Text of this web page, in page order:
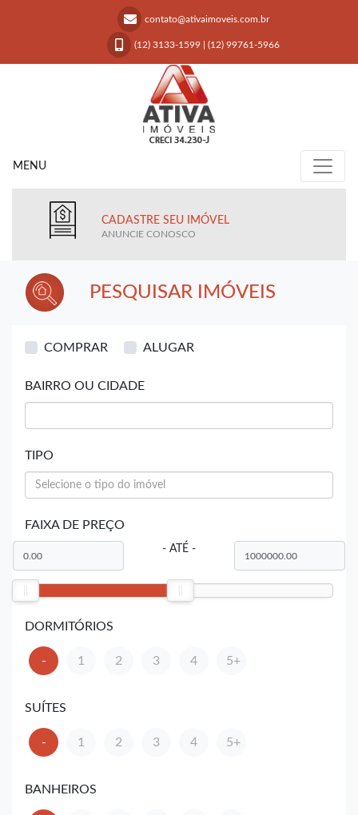
contato@ativaimoveis.com.br
(12) 3133-1599 (12) 99761-5966
MENU
CADASTRE SEU IMÓVEL
ANUNCIE CONOSCO
PESQUISAR IMÓVEIS
COMPRAR ALUGAR
BAIRRO OU CIDADE
TIPO
FAIXA DE PREÇO
- ATÉ -
DORMITÓRIOS
- 1 2 3 4 5+
SUÍTES
- 1 2 3 4 5+
BANHEIROS